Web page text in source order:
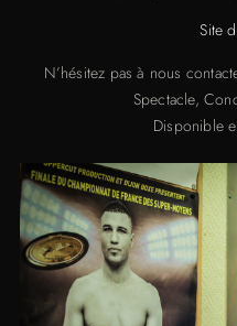
Site
N’hésitez pas à nous
Spectacle,
Disponible